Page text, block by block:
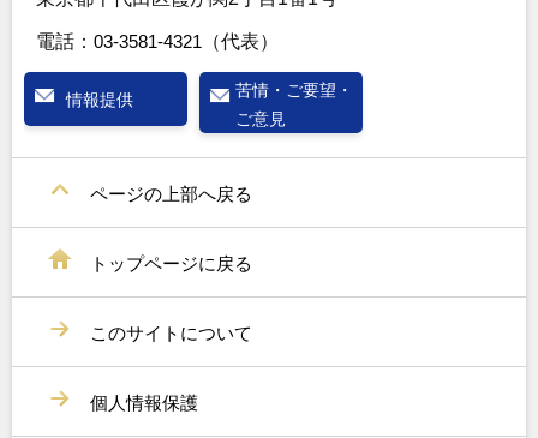
電話： 03-3581-4321 （代表）
情報提供
苦情・ご要望・
ご意見
ページの上部へ戻る
トップページに戻る
このサイトについて
個人情報保護